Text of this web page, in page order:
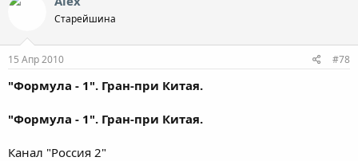
Старейшина
15 Апр 2010 #78
"Формула - 1". Гран-при Китая.
"Формула - 1". Гран-при Китая.
Канал "Россия 2"